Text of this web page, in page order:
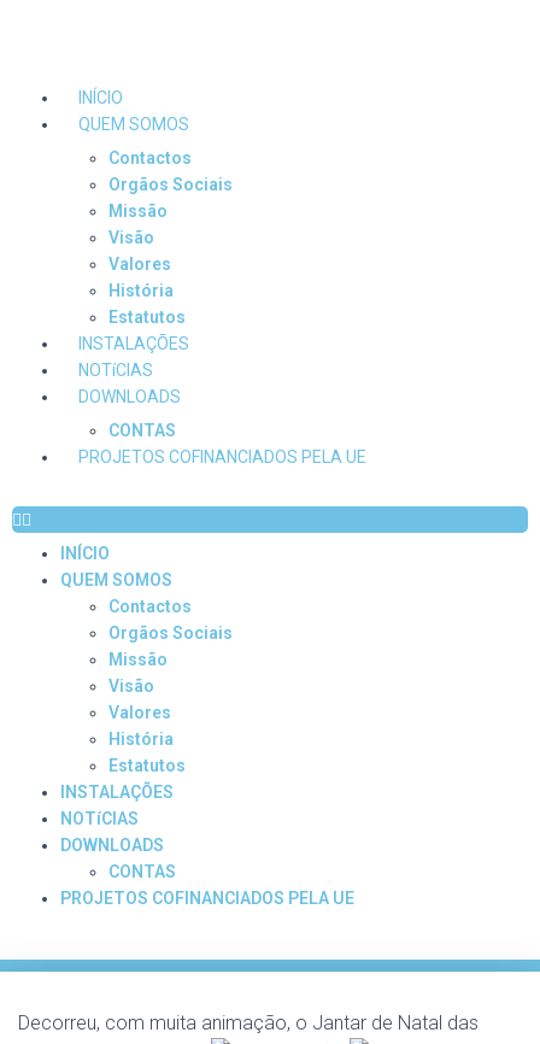
INÍCIO
QUEM SOMOS
Contactos
Orgãos Sociais
Missão
Visão
Valores
História
Estatutos
INSTALAÇÕES
NOTíCIAS
DOWNLOADS
CONTAS
PROJETOS COFINANCIADOS PELA UE
INÍCIO
QUEM SOMOS
Contactos
Orgãos Sociais
Missão
Visão
Valores
História
Estatutos
INSTALAÇÕES
NOTíCIAS
DOWNLOADS
CONTAS
PROJETOS COFINANCIADOS PELA UE
Decorreu, com muita animação, o Jantar de Natal das